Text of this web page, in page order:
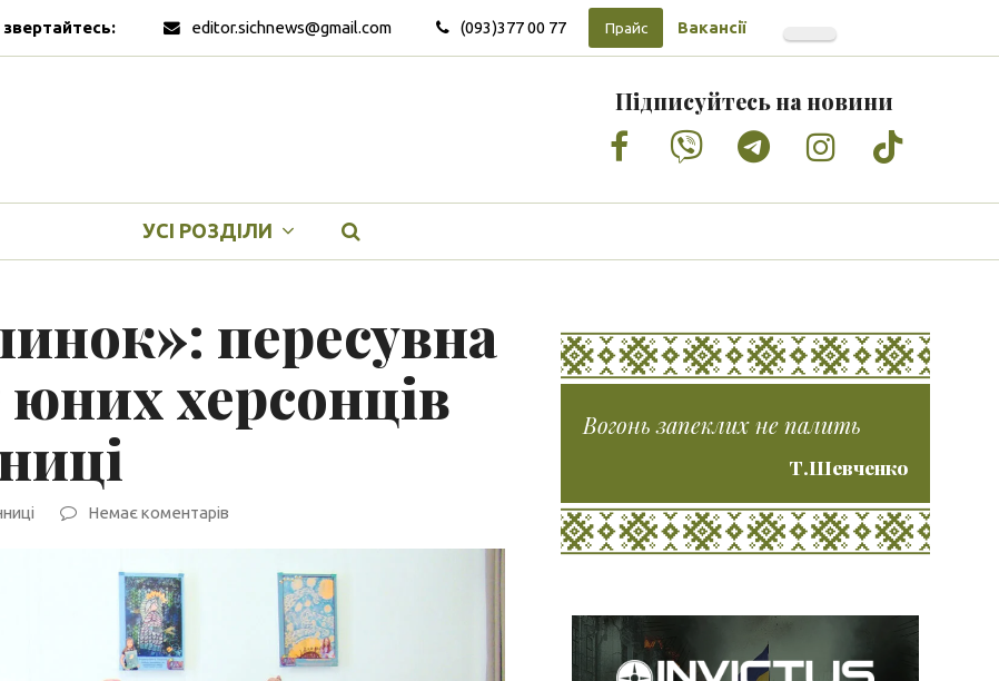
звертайтесь: editor.sichnews@gmail.com (093)377 00 77 Прайс Вакансії
Підписуйтесь на новини
Facebook
VimeoTumblrInstagram
Tiktok
УСІ РОЗДІЛИ
пересувна
юних херсонців
Немає коментарів
Вогонь запеклих не палить
Т.Шевченко